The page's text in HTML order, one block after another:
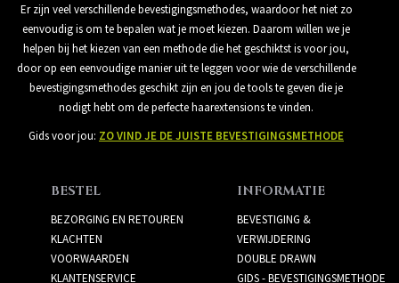
Er zijn veel verschillende bevestigingsmethodes, waardoor het niet zo
eenvoudig is om te bepalen wat je moet kiezen. Daarom willen we je
helpen bij het kiezen van een methode die het geschiktst is voor jou,
door op een eenvoudige manier uit te leggen voor wie de verschillende
bevestigingsmethodes geschikt zijn en jou de tools te geven die je
nodigt hebt om de perfecte haarextensions te vinden.
Gids voor jou: ZO VIND JE DE JUISTE BEVESTIGINGSMETHODE
BESTEL
BEZORGING EN RETOUREN
KLACHTEN
VOORWAARDEN
KLANTENSERVICE
INFORMATIE
BEVESTIGING &
VERWIJDERING
DOUBLE DRAWN
GIDS - BEVESTIGINGSMETHODE